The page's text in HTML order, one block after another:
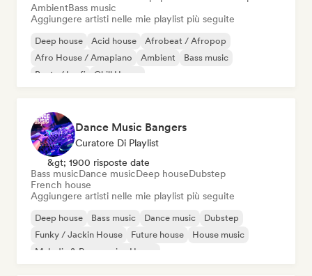
AmbientBass music
Aggiungere artisti nelle mie playlist più seguite
Deep house Acid house
Afrobeat / Afropop
Afro House / Amapiano
Ambient
Bass music
Beats / Lo-fi
Chill House
Dance Music Bangers
Curatore Di Playlist
&gt; 1900 risposte date
Bass musicDance musicDeep houseDubstep
French house
Aggiungere artisti nelle mie playlist più seguite
Deep house Bass music Dance music
Dubstep
Funky / Jackin House
Future house
House music
Melodic & Progressive House